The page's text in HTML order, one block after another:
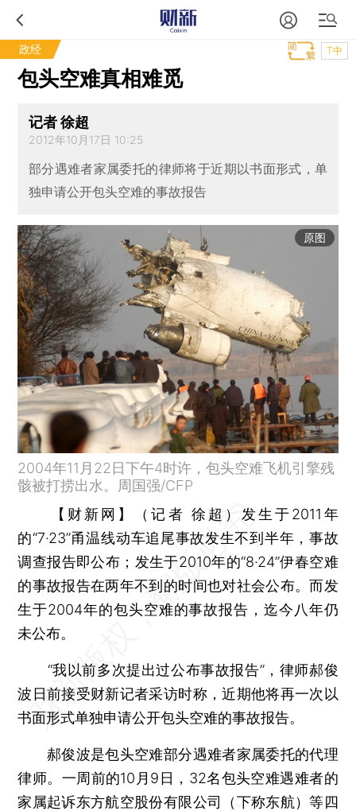
政经 T中
包头空难真相难觅
记者 徐超
2012年10月17日 10:25
部分遇难者家属委托的律师将于近期以书面形式，单
独申请公开包头空难的事故报告
原图
2004年11月22日下午4时许，包头空难飞机引擎残
骸被打捞出水。周国强/CFP
【财新网】（记者 徐超） 发生于2011年
的“7·23”甬温线动车追尾事故发生不到半年，事故
调查报告即公布；发生于2010年的“8·24”伊春空难
的事故报告在两年不到的时间也对社会公布。而发
生于2004年的包头空难的事故报告，迄今八年仍
未公布。
“我以前多次提出过公布事故报告”，律师郝俊
波日前接受财新记者采访时称，近期他将再一次以
书面形式单独申请公开包头空难的事故报告。
郝俊波是包头空难部分遇难者家属委托的代理
律师。一周前的10月9日，32名包头空难遇难者的
家属起诉东方航空股份有限公司（下称东航）等四